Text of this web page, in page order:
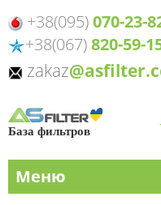
+38(095)070-23-
+38(067)820-59-
zakaz
База фильтров
Меню